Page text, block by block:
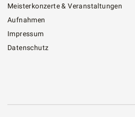
Meisterkonzerte & Veranstaltungen
Aufnahmen
Impressum
Datenschutz